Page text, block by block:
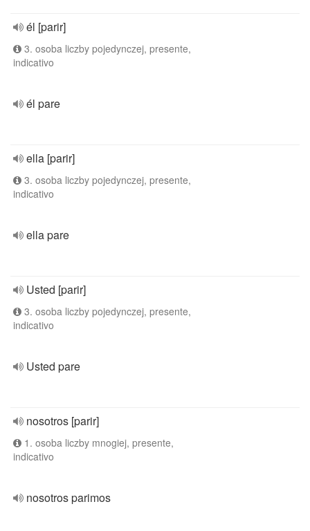
él [parir]
3. osoba liczby pojedynczej, presente,
indicativo
él pare
ella [parir]
3. osoba liczby pojedynczej, presente,
indicativo
ella pare
Usted [parir]
3. osoba liczby pojedynczej, presente,
indicativo
Usted pare
nosotros [parir]
1. osoba liczby mnogiej, presente,
indicativo
nosotros parimos